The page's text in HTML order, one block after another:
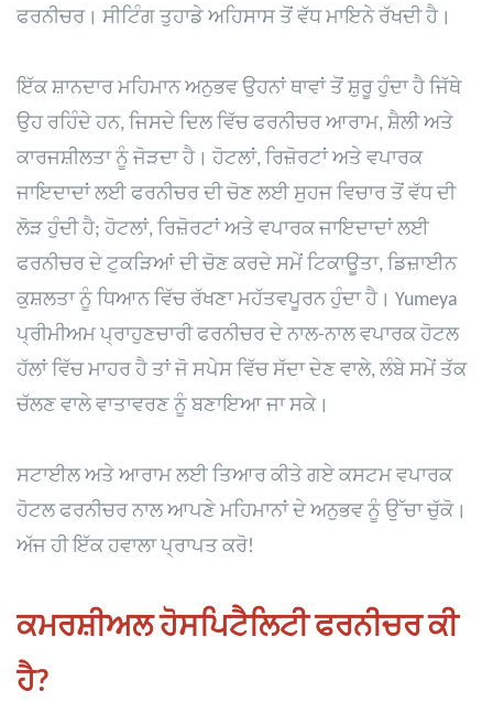
ਫਰਨੀਚਰ। ਸੀਟਿੰਗ ਤੁਹਾਡੇ ਅਹਿਸਾਸ ਤੋਂ ਵੱਧ ਮਾਇਨੇ ਰੱਖਦੀ ਹੈ।
ਇੱਕ ਸ਼ਾਨਦਾਰ ਮਹਿਮਾਨ ਅਨੁਭਵ ਉਹਨਾਂ ਥਾਵਾਂ ਤੋਂ ਸ਼ੁਰੂ ਹੁੰਦਾ ਹੈ ਜਿੱਥੇ
ਉਹ ਰਹਿੰਦੇ ਹਨ, ਜਿਸਦੇ ਦਿਲ ਵਿੱਚ ਫਰਨੀਚਰ ਆਰਾਮ, ਸ਼ੈਲੀ ਅਤੇ
ਕਾਰਜਸ਼ੀਲਤਾ ਨੂੰ ਜੋੜਦਾ ਹੈ। ਹੋਟਲਾਂ, ਰਿਜ਼ੋਰਟਾਂ ਅਤੇ ਵਪਾਰਕ
ਜਾਇਦਾਦਾਂ ਲਈ ਫਰਨੀਚਰ ਦੀ ਚੋਣ ਲਈ ਸੁਹਜ ਵਿਚਾਰ ਤੋਂ ਵੱਧ ਦੀ
ਲੋੜ ਹੁੰਦੀ ਹੈ; ਹੋਟਲਾਂ, ਰਿਜ਼ੋਰਟਾਂ ਅਤੇ ਵਪਾਰਕ ਜਾਇਦਾਦਾਂ ਲਈ
ਫਰਨੀਚਰ ਦੇ ਟੁਕੜਿਆਂ ਦੀ ਚੋਣ ਕਰਦੇ ਸਮੇਂ ਟਿਕਾਊਤਾ, ਡਿਜ਼ਾਈਨ
ਕੁਸ਼ਲਤਾ ਨੂੰ ਧਿਆਨ ਵਿੱਚ ਰੱਖਣਾ ਮਹੱਤਵਪੂਰਨ ਹੁੰਦਾ ਹੈ। Yumeya
ਪ੍ਰੀਮੀਅਮ ਪ੍ਰਾਹੁਣਚਾਰੀ ਫਰਨੀਚਰ ਦੇ ਨਾਲ-ਨਾਲ ਵਪਾਰਕ ਹੋਟਲ
ਹੱਲਾਂ ਵਿੱਚ ਮਾਹਰ ਹੈ ਤਾਂ ਜੋ ਸਪੇਸ ਵਿੱਚ ਸੱਦਾ ਦੇਣ ਵਾਲੇ, ਲੰਬੇ ਸਮੇਂ ਤੱਕ
ਚੱਲਣ ਵਾਲੇ ਵਾਤਾਵਰਣ ਨੂੰ ਬਣਾਇਆ ਜਾ ਸਕੇ।
ਸਟਾਈਲ ਅਤੇ ਆਰਾਮ ਲਈ ਤਿਆਰ ਕੀਤੇ ਗਏ ਕਸਟਮ ਵਪਾਰਕ
ਹੋਟਲ ਫਰਨੀਚਰ ਨਾਲ ਆਪਣੇ ਮਹਿਮਾਨਾਂ ਦੇ ਅਨੁਭਵ ਨੂੰ ਉੱਚਾ ਚੁੱਕੋ।
ਅੱਜ ਹੀ ਇੱਕ ਹਵਾਲਾ ਪ੍ਰਾਪਤ ਕਰੋ!
ਕਮਰਸ਼ੀਅਲ ਹੋਸਪਿਟੈਲਿਟੀ ਫਰਨੀਚਰ ਕੀ
ਹੈ?